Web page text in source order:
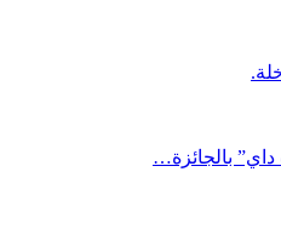
بالجائزة…